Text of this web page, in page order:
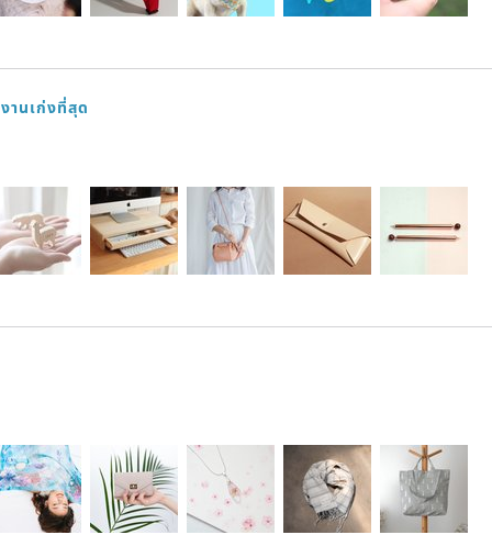
นเก่งที่สุด